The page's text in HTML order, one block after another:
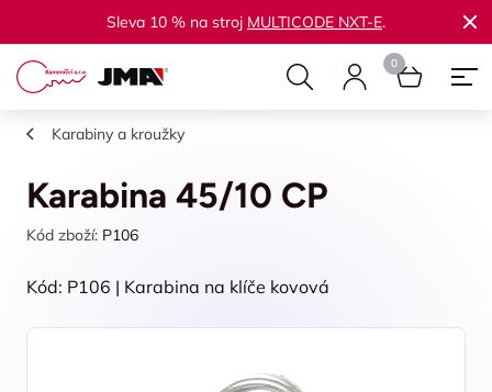
Sleva 10 % na stroj MULTICODE NXT-E.
Karabiny a kroužky
Karabina 45/10 CP
Kód zboží: P106
Kód: P106 | Karabina na klíče kovová